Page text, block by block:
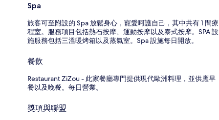
Spa
旅客可至附設的 Spa 放鬆身心，寵愛呵護自己，其中共有 1 間療
程室。服務項目包括熱石按摩、運動按摩以及泰式按摩。SPA 設
施服務包括三溫暖烤箱以及蒸氣室。Spa 設施每日開放。
餐飲
Restaurant ZiZou - 此家餐廳專門提供現代歐洲料理，並供應早
餐以及晚餐。每日營業。
獎項與聯盟